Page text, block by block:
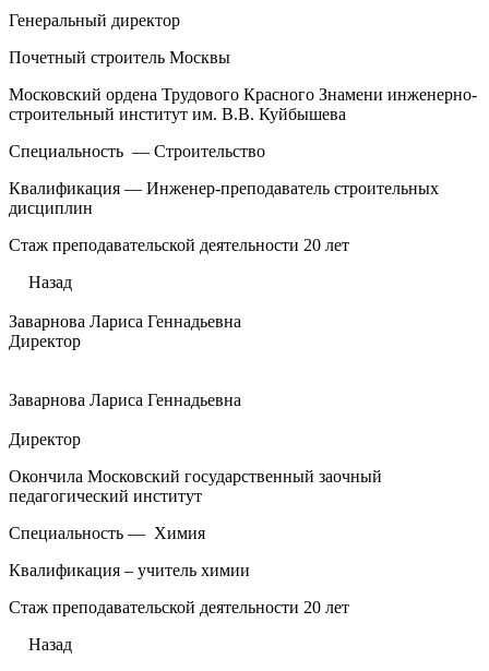
Генеральный директор
Почетный строитель Москвы
Московский ордена Трудового Красного Знамени инженерно-
строительный институт им. В.В. Куйбышева
Специальность — Строительство
Квалификация — Инженер-преподаватель строительных
дисциплин
Стаж преподавательской деятельности 20 лет
Назад
Заварнова Лариса Геннадьевна
Директор
Заварнова Лариса Геннадьевна
Директор
Окончила Московский государственный заочный
педагогический институт
Специальность — Химия
Квалификация – учитель химии
Стаж преподавательской деятельности 20 лет
Назад